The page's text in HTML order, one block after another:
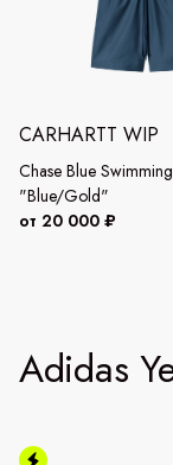
CARHARTT WIP
Chase Blue
"Blue/Gold"
от 20 000 ₽
Adidas